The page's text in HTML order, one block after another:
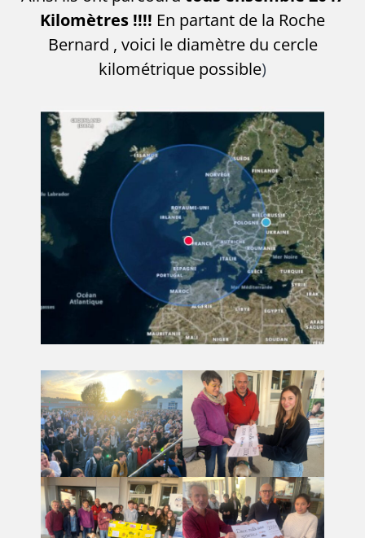
Kilomètres !!!! En partant de la Roche
Bernard , voici le diamètre du cercle
kilométrique possible)